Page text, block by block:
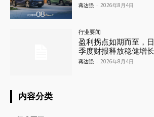
蒋达强 - 2026年8月4日
行业要闻
盈利拐点如期而至，
季度财报释放稳健增
蒋达强 - 2026年8月4日
内容分类